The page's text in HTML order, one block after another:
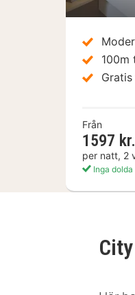
100m
Gratis
Från
1597 kr.
per natt, 2
Inga